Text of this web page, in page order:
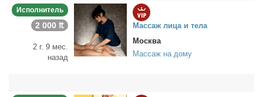
Исполнитель
2 000 ₶
2 г. 9 мес.
назад
Мас­саж ли­ца и те­ла
Москва
Массаж на дому